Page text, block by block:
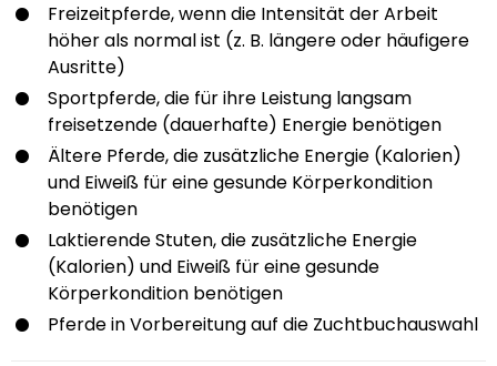
Freizeitpferde, wenn die Intensität der Arbeit
höher als normal ist (z. B. längere oder häufigere
Ausritte)
Sportpferde, die für ihre Leistung langsam
freisetzende (dauerhafte) Energie benötigen
Ältere Pferde, die zusätzliche Energie (Kalorien)
und Eiweiß für eine gesunde Körperkondition
benötigen
Laktierende Stuten, die zusätzliche Energie
(Kalorien) und Eiweiß für eine gesunde
Körperkondition benötigen
Pferde in Vorbereitung auf die Zuchtbuchauswahl